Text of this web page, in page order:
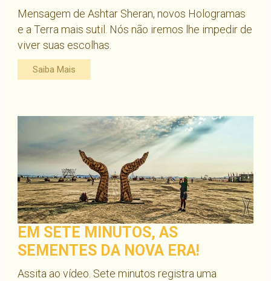
Mensagem de Ashtar Sheran, novos Hologramas
e a Terra mais sutil. Nós não iremos lhe impedir de
viver suas escolhas.
Saiba Mais
EM SETE MINUTOS, AS
SEMENTES DA NOVA ERA!
Assita ao vídeo. Sete minutos registra uma